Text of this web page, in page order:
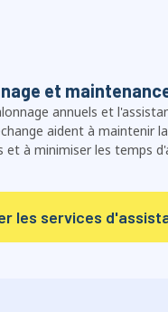
et
annuels et
aident à maintenir
et à minimiser les temps
les services